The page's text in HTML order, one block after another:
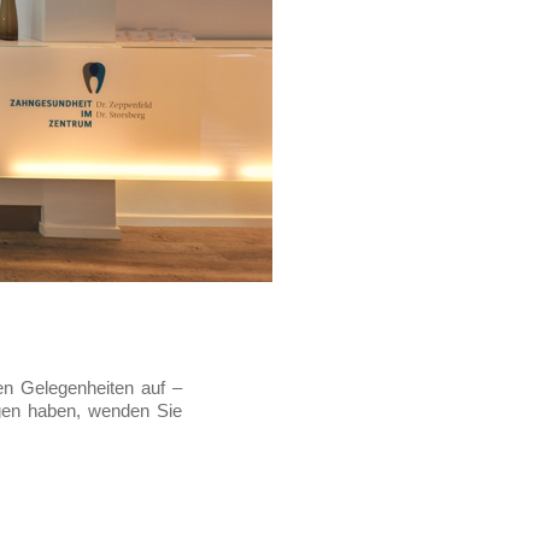
Gelegenheiten auf –
haben, wenden Sie